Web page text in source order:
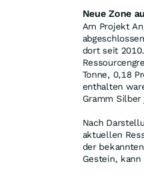
Neue Zone
Am Projekt
dort seit
Tonne, 0,18
enthalten
Gramm Silber
Nach
aktuellen
der
Gestein,